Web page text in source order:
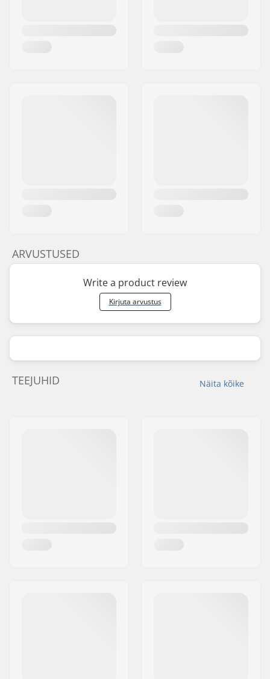
ARVUSTUSED
Write a product review
Kirjuta arvustus
Näita kõike
TEEJUHID